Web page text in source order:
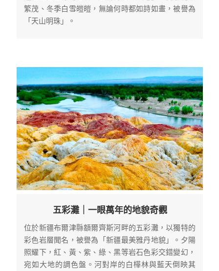
繁茂、冬季白雪皚皚，無論何時都如詩如畫，被譽為
「天山明珠」。
五彩灘｜一眼萬年的地貌奇觀
位於新疆布爾津縣額爾齊斯河畔的五彩灘，以獨特的
彩色岩層聞名，被譽為「新疆最美雅丹地貌」。夕陽
照耀下，紅、黃、紫、綠、黑等岩石色彩交錯變幻，
宛如大地的調色盤。河對岸的白樺林與藍天倒映其